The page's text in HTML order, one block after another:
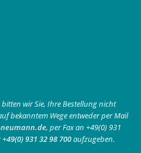
bitten wir Sie, Ihre Bestellung nicht
bekanntem Wege entweder per Mail
, per Fax an +49(0) 931
+49(0) 931 32 98 700aufzugeben.